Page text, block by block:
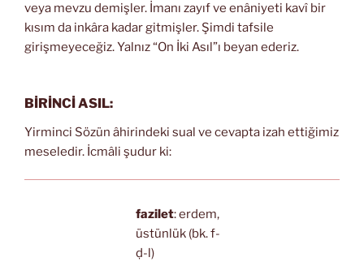
veya mevzu demişler. İmanı zayıf ve enâniyeti kavî bir
kısım da inkâra kadar gitmişler. Şimdi tafsile
girişmeyeceğiz. Yalnız “On İki Asıl”ı beyan ederiz.
BİRİNCİ ASIL:
Yirminci Sözün âhirindeki sual ve cevapta izah ettiğimiz
meseledir. İcmâli şudur ki:
fazilet: erdem,
üstünlük (bk. f-
ḍ-l)